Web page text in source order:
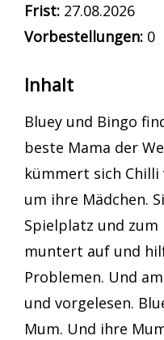
Frist: 27.08.2026
Vorbestellungen: 0
Inhalt
Bluey und Bingo
beste Mama der
kümmert sich
um ihre Mädchen.
Spielplatz und
muntert auf und
Problemen. Und
und vorgelesen.
Mum. Und ihre